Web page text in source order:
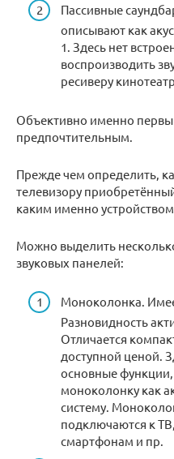
Пассивные
описывают как
1. Здесь нет
воспроизводить
ресиверу
Объективно именно
предпочтительным.
Прежде чем определить,
телевизору
каким именно
Можно выделить
звуковых панелей:
Моноколонка.
Разновидность
Отличается
доступной ценой.
основные
моноколонку как
систему.
подключаются к
смартфонам и пр.